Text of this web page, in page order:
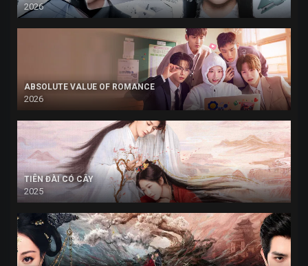
2026
ABSOLUTE VALUE OF ROMANCE
2026
TIÊN ĐÀI CÓ CÂY
2025